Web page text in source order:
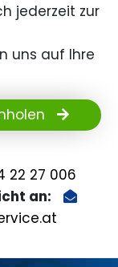
jederzeit zur
uns auf Ihre
22 27 006
an: